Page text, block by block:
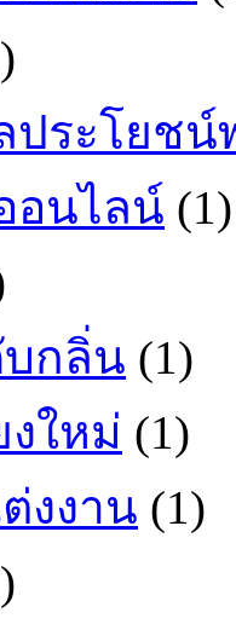
ระโยชน์
อนไลน์ (1)
กลิ่น (1)
งใหม่ (1)
งงาน (1)